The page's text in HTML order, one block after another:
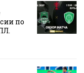
по